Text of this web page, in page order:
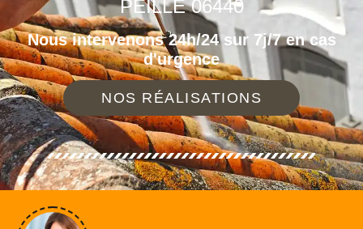
PEILLE 06440
Nous intervenons 24h/24 sur 7j/7 en cas
d'urgence
NOS RÉALISATIONS